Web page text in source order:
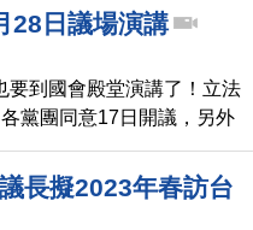
先進科技與技術領域的重
濟上的合作。根據捷克產
28日議場演講
要到國會殿堂演講了！立法
黨團同意17日開議，另外
長艾達莫娃，在3月28日到
書發文表示，去年7月訪問
聚的約定，要實現了。艾
長擬2023年春訪台